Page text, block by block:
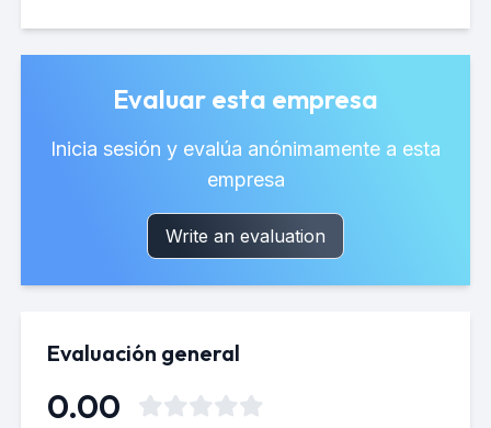
Evaluar esta empresa
Inicia sesión y evalúa anónimamente a esta
empresa
Write an evaluation
Evaluación general
0.00